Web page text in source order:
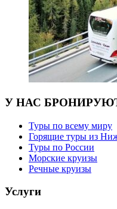
У НАС
Туры по всему миру
Горящие туры из
Туры по России
Морские круизы
Речные круизы
Услуги